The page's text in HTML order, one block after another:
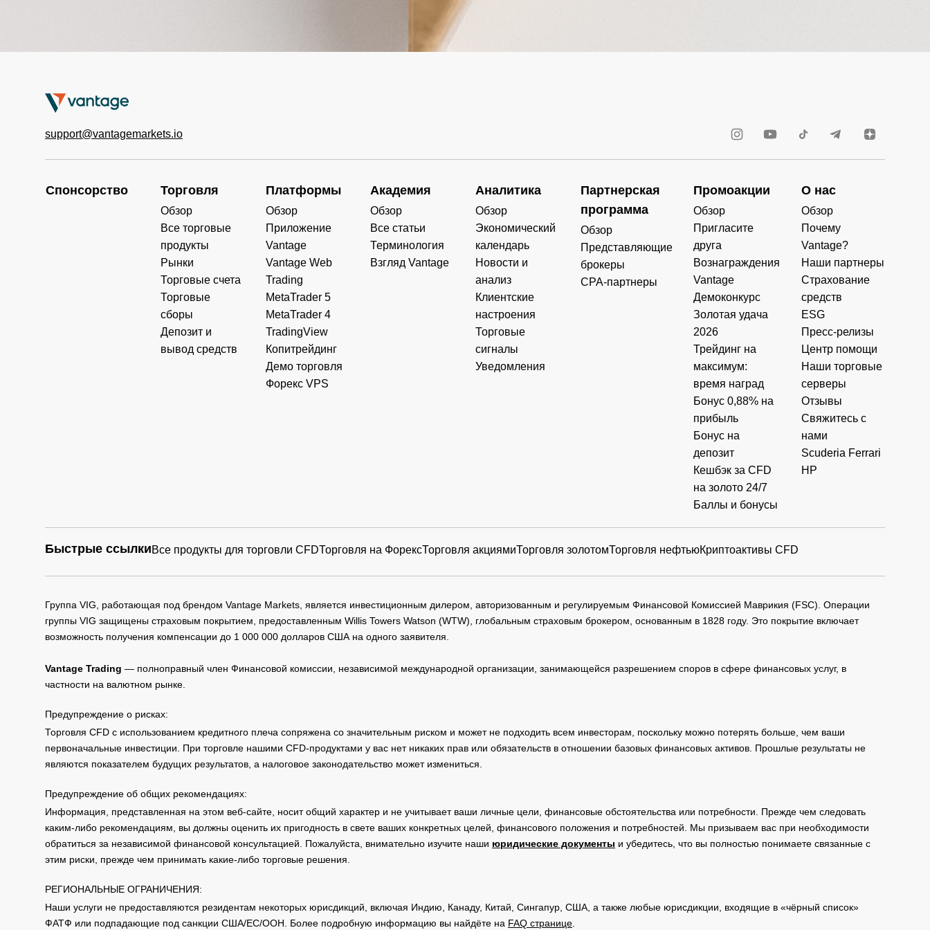
support@vantagemarkets.io
Спонсорство Торговля
Обзор
Все торговые
продукты
Рынки
Торговые счета
Торговые
сборы
Депозит и
вывод средств
Платформы
Обзор
Приложение
Vantage
Vantage Web
Trading
MetaTrader 5
MetaTrader 4
TradingView
Копитрейдинг
Демо торговля
Форекс VPS
Академия
Обзор
Все статьи
Терминология
Взгляд Vantage
Аналитика
Обзор
Экономический
календарь
Новости и
анализ
Клиентские
настроения
Торговые
сигналы
Уведомления
Партнерская
программа
Обзор
Представляющие
брокеры
CPA-партнеры
Промоакции
Обзор
Пригласите
друга
Вознаграждения
Vantage
Демоконкурс
Золотая удача
2026
Трейдинг на
максимум:
время наград
Бонус 0,88% на
прибыль
Бонус на
депозит
Кешбэк за CFD
на золото 24/7
Баллы и бонусы
О нас
Обзор
Почему
Vantage?
Наши партнеры
Страхование
средств
ESG
Пресс-релизы
Центр помощи
Наши торговые
серверы
Отзывы
Свяжитесь с
нами
Scuderia Ferrari
HP
Быстрые ссылкиВсе продукты для торговли CFDТорговля на ФорексТорговля акциямиТорговля золотомТорговля нефтьюКриптоактивы CFD
Группа VIG, работающая под брендом Vantage Markets, является инвестиционным дилером, авторизованным и регулируемым Финансовой Комиссией Маврикия (FSC). Операции
группы VIG защищены страховым покрытием, предоставленным Willis Towers Watson (WTW), глобальным страховым брокером, основанным в 1828 году. Это покрытие включает
возможность получения компенсации до 1 000 000 долларов США на одного заявителя.
Vantage Trading — полноправный член Финансовой комиссии, независимой международной организации, занимающейся разрешением споров в сфере финансовых услуг, в
частности на валютном рынке.
Предупреждение о рисках:
Торговля CFD с использованием кредитного плеча сопряжена со значительным риском и может не подходить всем инвесторам, поскольку можно потерять больше, чем ваши
первоначальные инвестиции. При торговле нашими CFD-продуктами у вас нет никаких прав или обязательств в отношении базовых финансовых активов. Прошлые результаты не
являются показателем будущих результатов, а налоговое законодательство может измениться.
Предупреждение об общих рекомендациях:
Информация, представленная на этом веб-сайте, носит общий характер и не учитывает ваши личные цели, финансовые обстоятельства или потребности. Прежде чем следовать
каким-либо рекомендациям, вы должны оценить их пригодность в свете ваших конкретных целей, финансового положения и потребностей. Мы призываем вас при необходимости
обратиться за независимой финансовой консультацией. Пожалуйста, внимательно изучите наши юридические документы и убедитесь, что вы полностью понимаете связанные с
этим риски, прежде чем принимать какие-либо торговые решения.
РЕГИОНАЛЬНЫЕ ОГРАНИЧЕНИЯ:
Наши услуги не предоставляются резидентам некоторых юрисдикций, включая Индию, Канаду, Китай, Сингапур, США, а также любые юрисдикции, входящие в «чёрный список»
ФАТФ или подпадающие под санкции США/ЕС/ООН. Более подробную информацию вы найдёте на FAQ странице